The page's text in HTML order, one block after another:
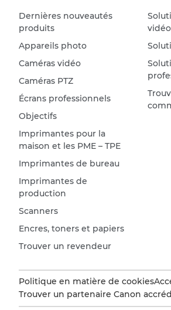
Dernières nouveautés
produits
Appareils photo
Caméras vidéo
Caméras PTZ
Écrans professionnels
Objectifs
Imprimantes pour la
maison et les PME – TPE
Imprimantes de bureau
Imprimantes de
production
Scanners
Encres, toners et papiers
Trouver un revendeur
Politique en matière de cookies
Trouver un partenaire Canon